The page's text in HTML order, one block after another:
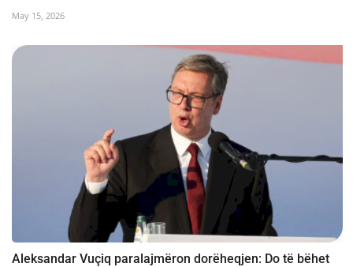
May 15, 2026
Aleksandar Vuçiq paralajmëron dorëheqjen: Do të bëhet